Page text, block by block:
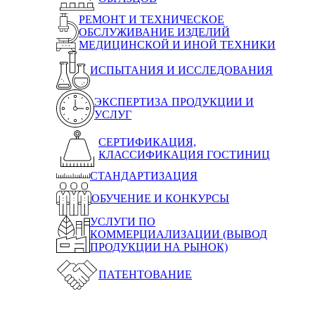
РЕМОНТ И ТЕХНИЧЕСКОЕ
ОБСЛУЖИВАНИЕ ИЗДЕЛИЙ
МЕДИЦИНСКОЙ И ИНОЙ ТЕХНИКИ
ИСПЫТАНИЯ И ИССЛЕДОВАНИЯ
ЭКСПЕРТИЗА ПРОДУКЦИИ И
УСЛУГ
СЕРТИФИКАЦИЯ,
КЛАССИФИКАЦИЯ ГОСТИНИЦ
СТАНДАРТИЗАЦИЯ
ОБУЧЕНИЕ И КОНКУРСЫ
УСЛУГИ ПО
КОММЕРЦИАЛИЗАЦИИ (ВЫВОД
ПРОДУКЦИИ НА РЫНОК)
ПАТЕНТОВАНИЕ